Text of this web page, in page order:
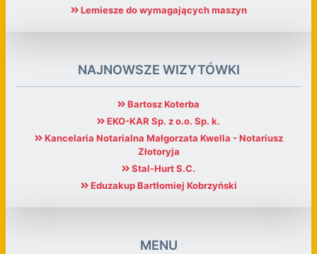
Lemiesze do wymagających maszyn
NAJNOWSZE WIZYTÓWKI
Bartosz Koterba
EKO-KAR Sp. z o.o. Sp. k.
Kancelaria Notarialna Małgorzata Kwella - Notariusz
Złotoryja
Stal-Hurt S.C.
Eduzakup Bartłomiej Kobrzyński
MENU